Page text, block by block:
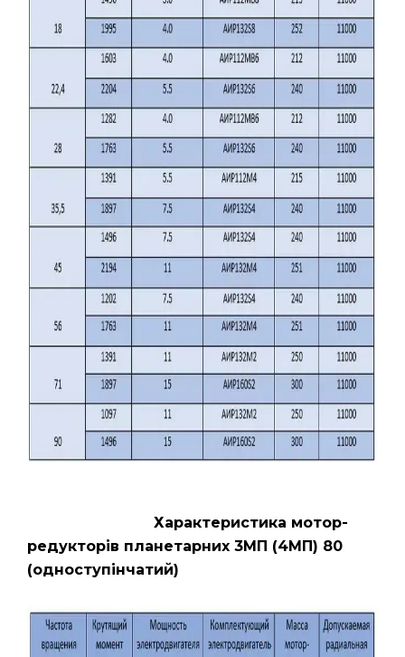
Характеристика мотор-
редукторів планетарних 3МП (4МП) 80
(одноступінчатий)